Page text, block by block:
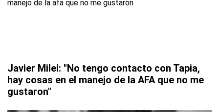
Javier Milei: "No tengo contacto con Tapia,
hay cosas en el manejo de la AFA que no me
gustaron"